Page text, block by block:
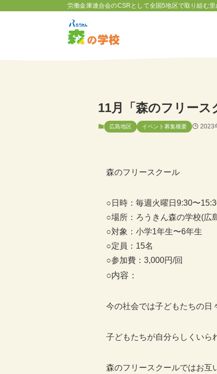
労働金庫連合会のCSRとして全国5地区で取り組む
11月「森のフリース
広島地区 イベント募集概要 2023
森のフリースクール
○日時：毎週火曜日9:30〜
○場所：ろうきん森の学校(広
○対象：小学1年生〜6年生
○定員：15名
○参加費：3,000円/回
○内容：
今の社会では子どもたちの日
子どもたちが自分らしくいら
森のフリースクールではお互